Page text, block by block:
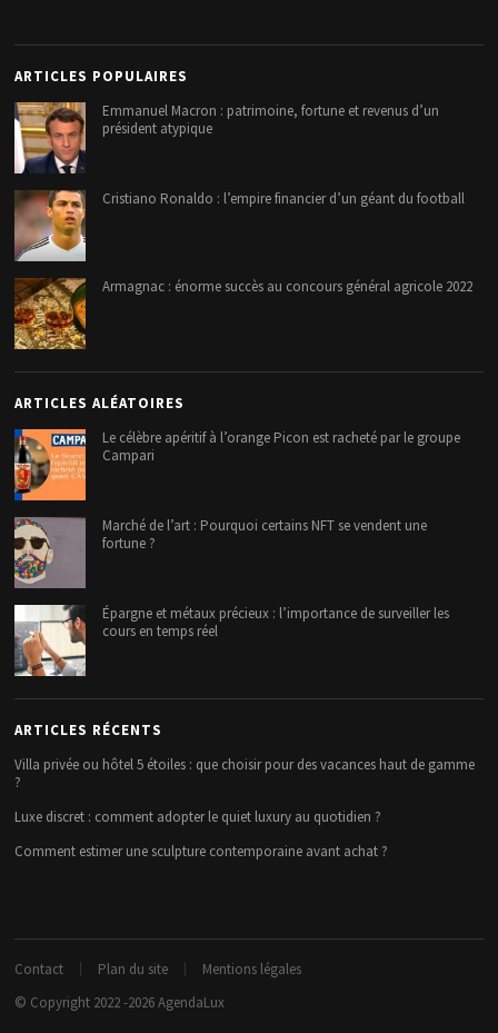
ARTICLES POPULAIRES
Emmanuel Macron : patrimoine, fortune et revenus d’un
président atypique
Cristiano Ronaldo : l’empire financier d’un géant du football
Armagnac : énorme succès au concours général agricole 2022
ARTICLES ALÉATOIRES
Le célèbre apéritif à l’orange Picon est racheté par le groupe
Campari
Marché de l’art : Pourquoi certains NFT se vendent une
fortune ?
Épargne et métaux précieux : l’importance de surveiller les
cours en temps réel
ARTICLES RÉCENTS
Villa privée ou hôtel 5 étoiles : que choisir pour des vacances haut de gamme
?
Luxe discret : comment adopter le quiet luxury au quotidien ?
Comment estimer une sculpture contemporaine avant achat ?
Contact Plan du site
Mentions légales
© Copyright 2022 -2026AgendaLux